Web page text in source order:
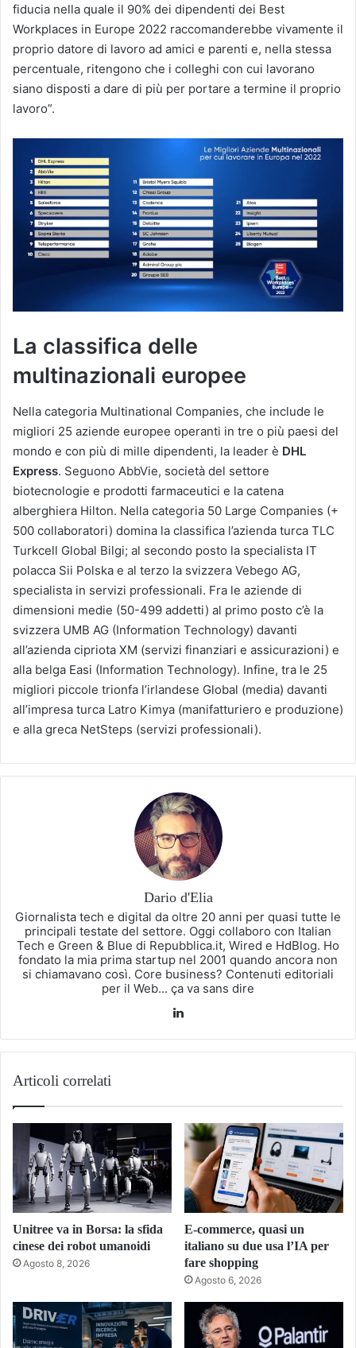
fiducia nella quale il 90% dei dipendenti dei Best
Workplaces in Europe 2022 raccomanderebbe vivamente il
proprio datore di lavoro ad amici e parenti e, nella stessa
percentuale, ritengono che i colleghi con cui lavorano
siano disposti a dare di più per portare a termine il proprio
lavoro”.
La classifica delle
multinazionali europee
Nella categoria Multinational Companies, che include le
migliori 25 aziende europee operanti in tre o più paesi del
mondo e con più di mille dipendenti, la leader è DHL
Express. Seguono AbbVie, società del settore
biotecnologie e prodotti farmaceutici e la catena
alberghiera Hilton. Nella categoria 50 Large Companies (+
500 collaboratori) domina la classifica l’azienda turca TLC
Turkcell Global Bilgi; al secondo posto la specialista IT
polacca Sii Polska e al terzo la svizzera Vebego AG,
specialista in servizi professionali. Fra le aziende di
dimensioni medie (50-499 addetti) al primo posto c’è la
svizzera UMB AG (Information Technology) davanti
all’azienda cipriota XM (servizi finanziari e assicurazioni) e
alla belga Easi (Information Technology). Infine, tra le 25
migliori piccole trionfa l’irlandese Global (media) davanti
all’impresa turca Latro Kimya (manifatturiero e produzione)
e alla greca NetSteps (servizi professionali).
Dario d'Elia
Giornalista tech e digital da oltre 20 anni per quasi tutte le
principali testate del settore. Oggi collaboro con Italian
Tech e Green & Blue di Repubblica.it, Wired e HdBlog. Ho
fondato la mia prima startup nel 2001 quando ancora non
si chiamavano così. Core business? Contenuti editoriali
per il Web... ça va sans dire
Articoli correlati
Unitree va in Borsa: la sfida
cinese dei robot umanoidi
Agosto 8, 2026
E-commerce, quasi un
italiano su due usa l’IA per
fare shopping
Agosto 6, 2026